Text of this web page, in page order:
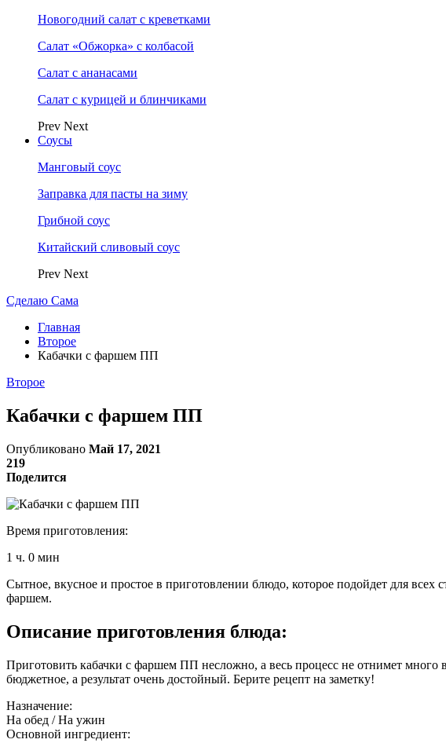
Новогодний салат с креветками
Салат «Обжорка» с колбасой
Салат с ананасами
Салат с курицей и блинчиками
Prev Next
Соусы
Манговый соус
Заправка для пасты на зиму
Грибной соус
Китайский сливовый соус
Prev Next
Сделаю Сама
Главная
Второе
Кабачки с фаршем ПП
Второе
Кабачки с фаршем ПП
Опубликовано Май 17, 2021
219
Поделится
Время приготовления:
1 ч. 0 мин
Сытное, вкусное и простое в приготовлении блюдо, которое подойдет для
фаршем.
Описание приготовления блюда:
Приготовить кабачки с фаршем ПП несложно, а весь процесс не отнимет
бюджетное, а результат очень достойный. Берите рецепт на заметку!
Назначение:
На обед / На ужин
Основной ингредиент: